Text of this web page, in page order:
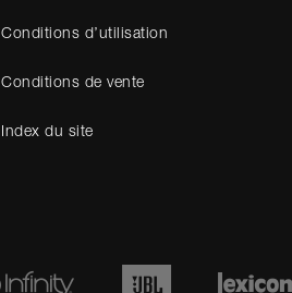
Conditions d’utilisation
Conditions de vente
Index du site